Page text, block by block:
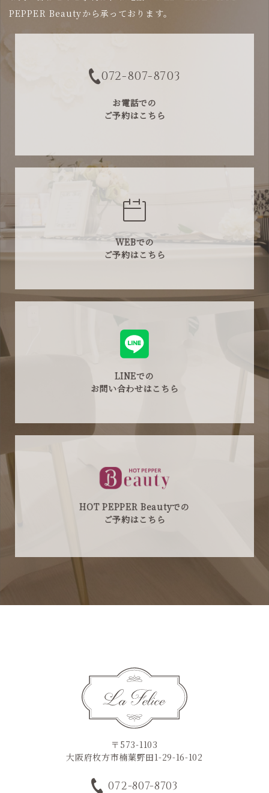
PEPPER Beautyから承っております。
072-807-8703
お電話での
ご予約はこちら
WEBでの
ご予約はこちら
LINEでの
お問い合わせはこちら
HOT PEPPER Beautyでの
ご予約はこちら
〒573-1103
大阪府枚方市楠葉野田1-29-16-102
072-807-8703